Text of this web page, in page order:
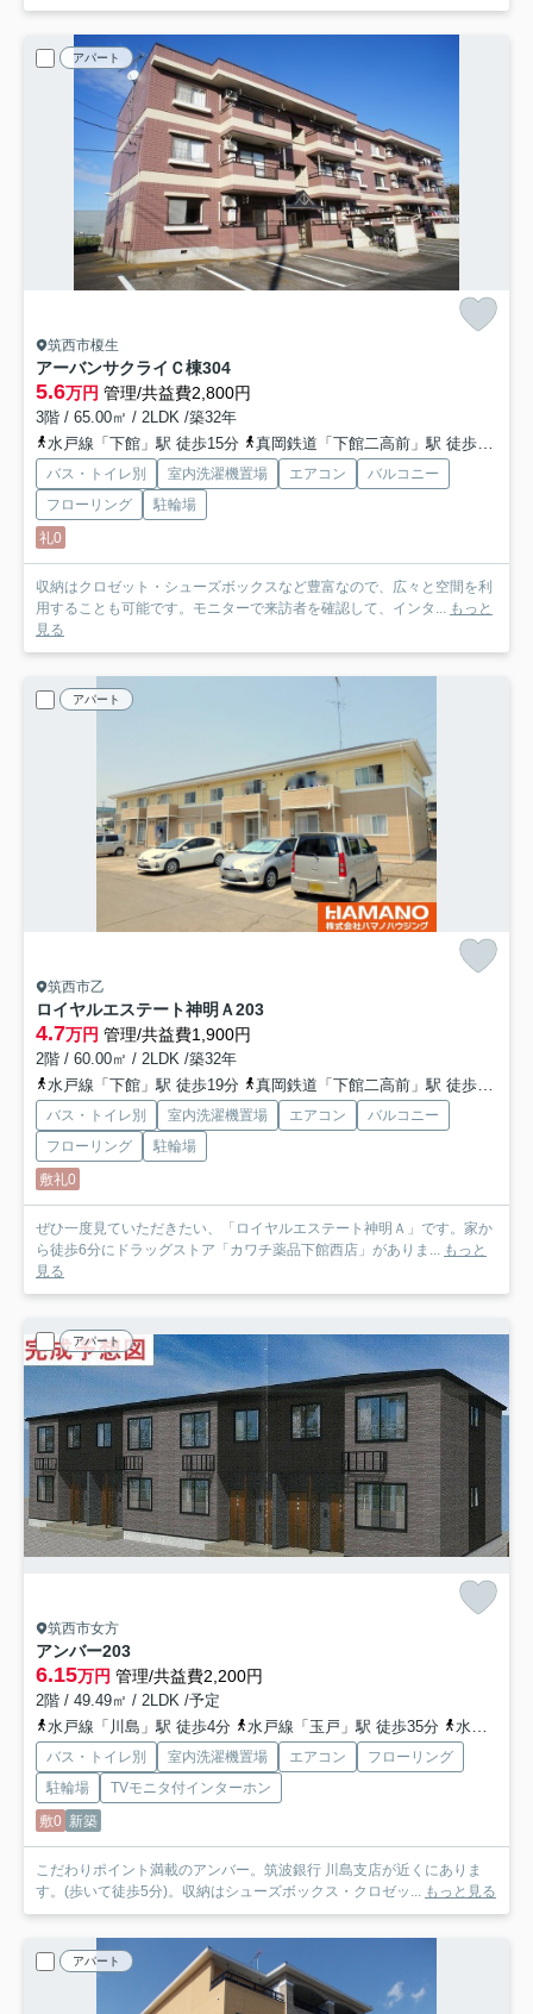
アパート
筑西市榎生
アーバンサクライＣ棟304
5.6万円 管理/共益費2,800円
3階 / 65.00㎡ / 2LDK /築32年
水戸線「下館」駅 徒歩15分
真岡鉄道「下館二高前」駅 徒歩41分
バス・トイレ別 室内洗濯機置場 エアコン
バルコニー
フローリング
駐輪場
礼0
収納はクロゼット・シューズボックスなど豊富なので、広々と空間を利
用することも可能です。モニターで来訪者を確認して、インタ...
もっと
見る
アパート
筑西市乙
ロイヤルエステート神明Ａ203
4.7万円 管理/共益費1,900円
2階 / 60.00㎡ / 2LDK /築32年
水戸線「下館」駅 徒歩19分
真岡鉄道「下館二高前」駅 徒歩19分
バス・トイレ別 室内洗濯機置場 エアコン
バルコニー
フローリング
駐輪場
敷礼0
ぜひ一度見ていただきたい、「ロイヤルエステート神明Ａ」です。家か
ら徒歩6分にドラッグストア「カワチ薬品下館西店」がありま...
もっと
見る
アパート
筑西市女方
アンバー203
6.15万円 管理/共益費2,200円
2階 / 49.49㎡ / 2LDK /予定
水戸線「川島」駅 徒歩4分
水戸線「玉戸」駅 徒歩35分 水戸線「東結城」駅 徒歩35分
バス・トイレ別 室内洗濯機置場 エアコン
フローリング
駐輪場
TVモニタ付インターホン
敷0 新築
こだわりポイント満載のアンバー。筑波銀行 川島支店が近くにありま
す。(歩いて徒歩5分)。収納はシューズボックス・クロゼッ...
もっと見る
アパート